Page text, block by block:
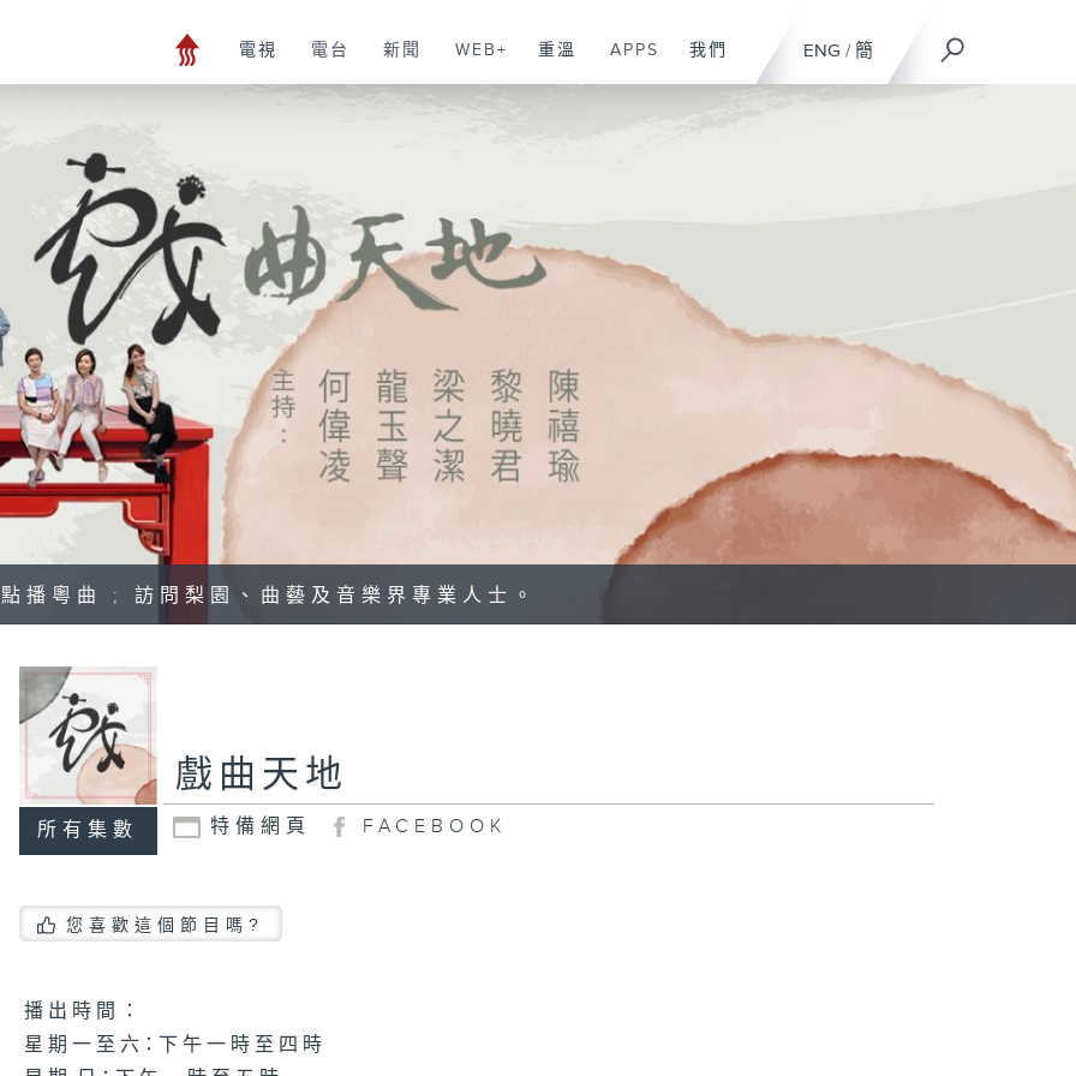
ENG / 簡
電視 電台 新聞 WEB+ 重溫 APPS 我們
點播粵曲 ; 訪問梨園、曲藝及音樂界專業人士。
所有集數
戲曲天地
特備網頁 FACEBOOK
您喜歡這個節目嗎?
播 出 時 間 ：
星 期 一 至 六：下 午 一 時 至 四 時